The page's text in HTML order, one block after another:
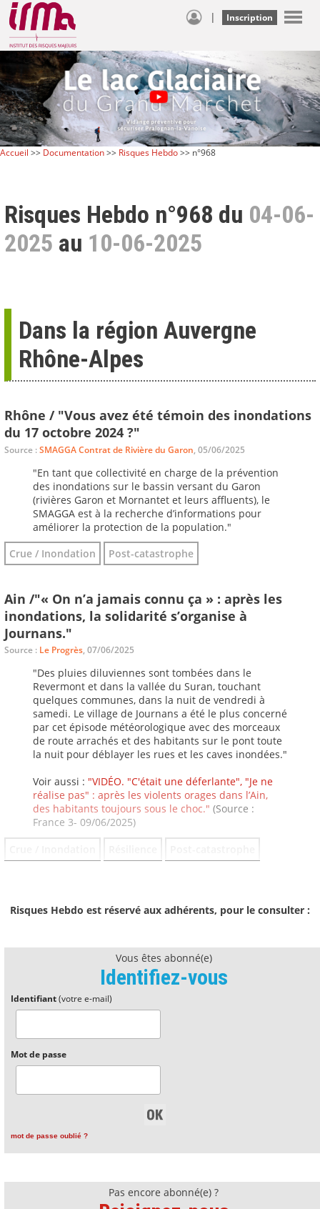
| Inscription
Accueil >> Documentation>> Risques Hebdo>> n°968
Risques Hebdo n°968 du 04-06-
2025 au 10-06-2025
Dans la région Auvergne
Rhône-Alpes
Rhône / "Vous avez été témoin des inondations
du 17 octobre 2024 ?"
Source :SMAGGA Contrat de Rivière du Garon, 05/06/2025
"En tant que collectivité en charge de la prévention
des inondations sur le bassin versant du Garon
(rivières Garon et Mornantet et leurs affluents), le
SMAGGA est à la recherche d’informations pour
améliorer la protection de la population."
Crue / Inondation
Post-catastrophe
Ain /"« On n’a jamais connu ça » : après les
inondations, la solidarité s’organise à
Journans."
Source : Le Progrès, 07/06/2025
"Des pluies diluviennes sont tombées dans le
Revermont et dans la vallée du Suran, touchant
quelques communes, dans la nuit de vendredi à
samedi. Le village de Journans a été le plus concerné
par cet épisode météorologique avec des morceaux
de route arrachés et des habitants sur le pont toute
la nuit pour déblayer les rues et les caves inondées."
Voir aussi : "VIDÉO. "C'était une déferlante", "Je ne
réalise pas" : après les violents orages dans l’Ain,
des habitants toujours sous le choc." (Source :
France 3- 09/06/2025)
Risques Hebdo est réservé aux adhérents, pour le consulter :
Vous êtes abonné(e)
Identifiez-vous
Identifiant(votre e-mail)
Mot de passe
mot de passe oublié ?
Pas encore abonné(e) ?